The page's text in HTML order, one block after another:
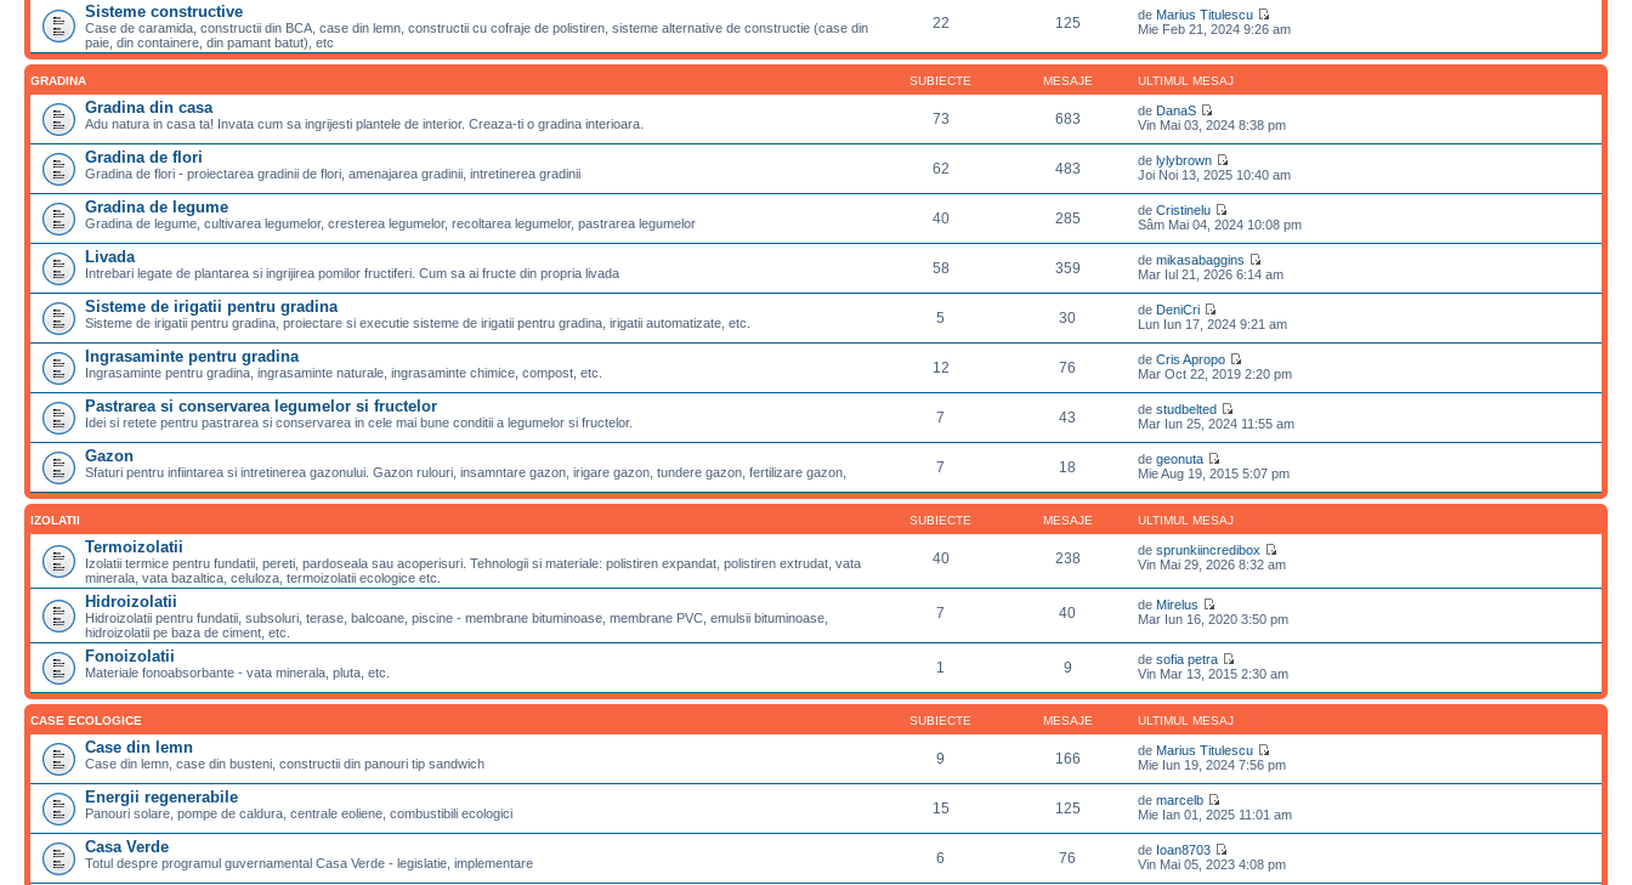
Sisteme constructive
Case de caramida, constructii din BCA, case din lemn, constructii cu cofraje de polistiren, sisteme alternative de constructie (case din
paie, din containere, din pamant batut), etc
22 125 de Marius Titulescu
Mie Feb 21, 2024 9:26 am
GRADINA SUBIECTE MESAJE ULTIMUL MESAJ
Gradina din casa
Adu natura in casa ta! Invata cum sa ingrijesti plantele de interior. Creaza-ti o gradina interioara. 73 683 de DanaS
Vin Mai 03, 2024 8:38 pm
Gradina de flori
Gradina de flori - proiectarea gradinii de flori, amenajarea gradinii, intretinerea gradinii 62 483 delylybrown
Joi Noi 13, 2025 10:40 am
Gradina de legume
Gradina de legume, cultivarea legumelor, cresterea legumelor, recoltarea legumelor, pastrarea legumelor 40 285 deCristinelu
Sâm Mai 04, 2024 10:08 pm
Livada
Intrebari legate de plantarea si ingrijirea pomilor fructiferi. Cum sa ai fructe din propria livada 58 359 demikasabaggins
Mar Iul 21, 2026 6:14 am
Sisteme de irigatii pentru gradina
Sisteme de irigatii pentru gradina, proiectare si executie sisteme de irigatii pentru gradina, irigatii automatizate, etc. 5 30 de DeniCri
Lun Iun 17, 2024 9:21 am
Ingrasaminte pentru gradina
Ingrasaminte pentru gradina, ingrasaminte naturale, ingrasaminte chimice, compost, etc. 12 76 deCris Apropo
Mar Oct 22, 2019 2:20 pm
Pastrarea si conservarea legumelor si fructelor
Idei si retete pentru pastrarea si conservarea in cele mai bune conditii a legumelor si fructelor. 7 43 destudbelted
Mar Iun 25, 2024 11:55 am
Gazon
Sfaturi pentru infiintarea si intretinerea gazonului. Gazon rulouri, insamntare gazon, irigare gazon, tundere gazon, fertilizare gazon, 7 18 degeonuta
Mie Aug 19, 2015 5:07 pm
IZOLATII SUBIECTE MESAJE ULTIMUL MESAJ
Termoizolatii
Izolatii termice pentru fundatii, pereti, pardoseala sau acoperisuri. Tehnologii si materiale: polistiren expandat, polistiren extrudat, vata
minerala, vata bazaltica, celuloza, termoizolatii ecologice etc.
40 238 desprunkiincredibox
Vin Mai 29, 2026 8:32 am
Hidroizolatii
Hidroizolatii pentru fundatii, subsoluri, terase, balcoane, piscine - membrane bituminoase, membrane PVC, emulsii bituminoase,
hidroizolatii pe baza de ciment, etc.
7 40 de Mirelus
Mar Iun 16, 2020 3:50 pm
Fonoizolatii
Materiale fonoabsorbante - vata minerala, pluta, etc. 1 9 desofia petra
Vin Mar 13, 2015 2:30 am
CASE ECOLOGICE SUBIECTE MESAJE ULTIMUL MESAJ
Case din lemn
Case din lemn, case din busteni, constructii din panouri tip sandwich 9 166 de Marius Titulescu
Mie Iun 19, 2024 7:56 pm
Energii regenerabile
Panouri solare, pompe de caldura, centrale eoliene, combustibili ecologici 15 125 demarcelb
Mie Ian 01, 2025 11:01 am
Casa Verde
Totul despre programul guvernamental Casa Verde - legislatie, implementare 6 76 de Ioan8703
Vin Mai 05, 2023 4:08 pm